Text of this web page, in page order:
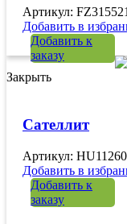
Артикул:
Добавить в
Добавить к
заказу
Закрыть
Сателлит
Артикул:
Добавить в
Добавить к
заказу